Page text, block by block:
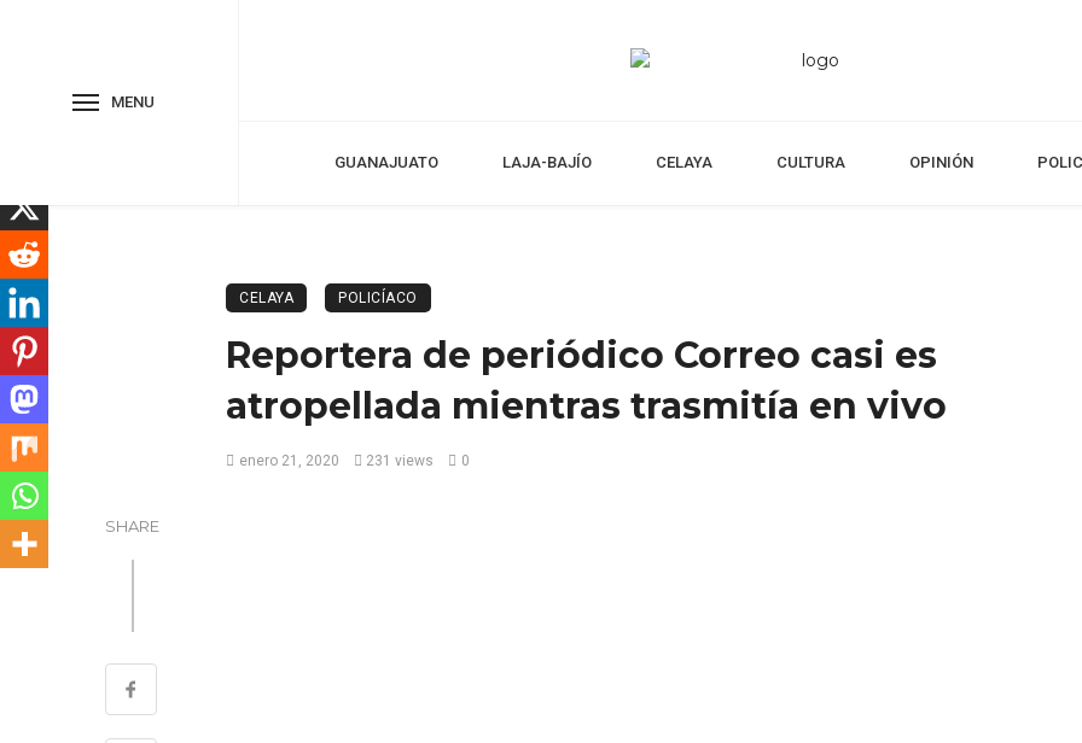
MENU
GUANAJUATO LAJA-BAJÍO CELAYA CULTURA OPINIÓN
CELAYA POLICÍACO
Reportera de periódico Correo casi es
atropellada mientras trasmitía en vivo
enero 21, 2020 231 views 0
SHARE